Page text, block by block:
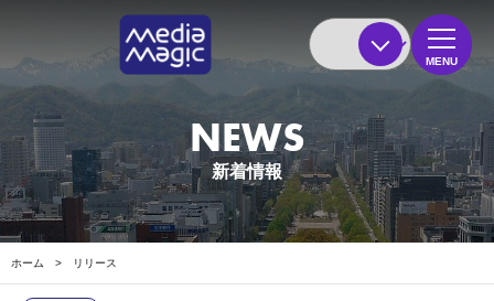
MENU
NEWS
新着情報
ホーム > リリース